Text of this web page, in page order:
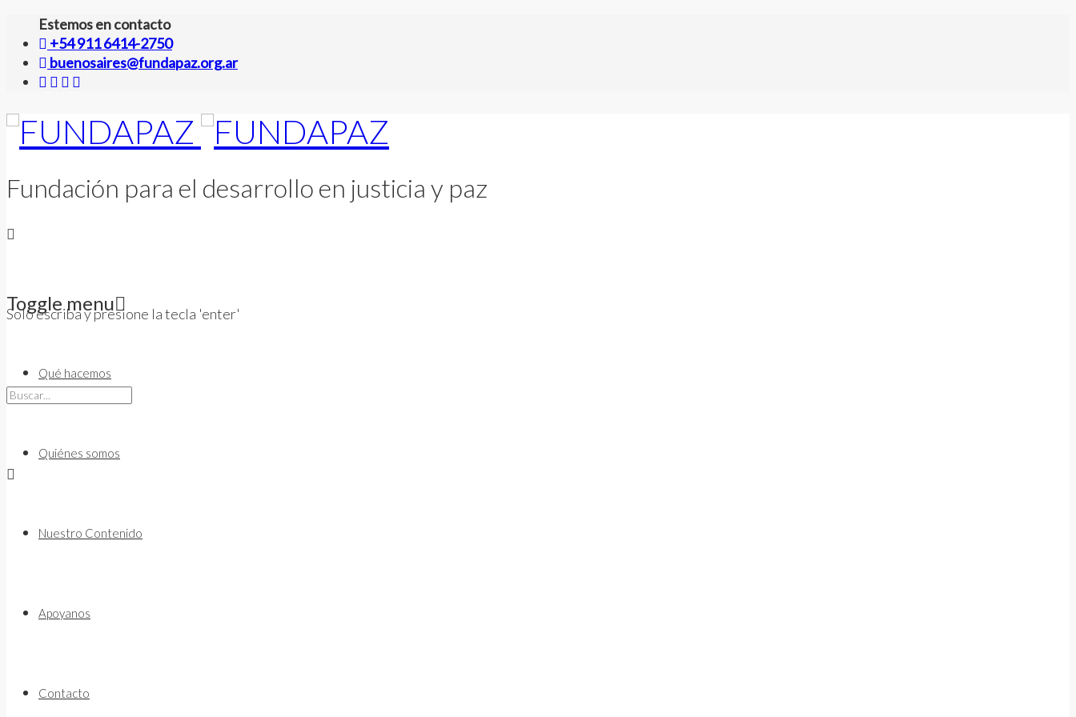
Estemos en contacto
+54 911 6414-2750
buenosaires@fundapaz.org.ar
Fundación para el desarrollo en justicia y paz
Solo escriba y presione la tecla 'enter'
Toggle menu
contentQué hacemos
Quiénes somos
Nuestro Contenido
Apoyanos
Contacto